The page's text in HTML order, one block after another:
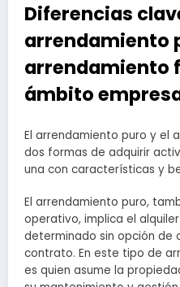
Diferencias
arrendamiento
arrendamiento
ámbito
El arrendamiento puro y el
dos formas de adquirir
una con características y
El arrendamiento puro,
operativo, implica el
determinado sin opción de
contrato. En este tipo de
es quien asume la